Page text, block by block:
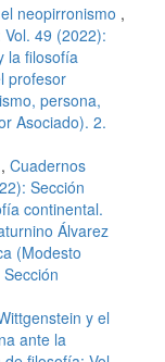
neopirronismo ,
49 (2022):
la filosofía
profesor
persona,
Asociado). 2.
, Cuadernos
Sección
continental.
Álvarez
(Modesto
y el
ante la